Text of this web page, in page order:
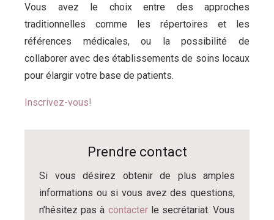
Vous avez le choix entre des approches
traditionnelles comme les répertoires et les
références médicales, ou la possibilité de
collaborer avec des établissements de soins locaux
pour élargir votre base de patients.
Inscrivez-vous!
Prendre contact
Si vous désirez obtenir de plus amples
informations ou si vous avez des questions,
n’hésitez pas à contacterle secrétariat. Vous